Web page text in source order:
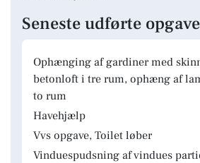
Seneste udførte
Ophænging af gardiner med
betonloft i tre rum, ophæng af
to rum
Havehjælp
Vvs opgave, Toilet løber
Vinduespudsning af vindues